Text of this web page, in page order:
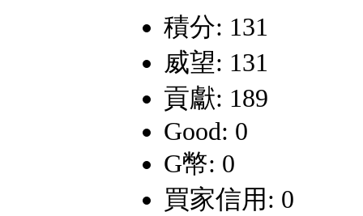
積分: 131
威望: 131
貢獻: 189
Good: 0
G幣: 0
買家信用: 0